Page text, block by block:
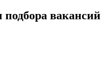
вакансий